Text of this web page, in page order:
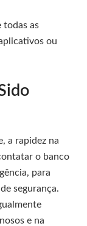
todas as
ou
a rapidez na
o banco
para
segurança.
e na